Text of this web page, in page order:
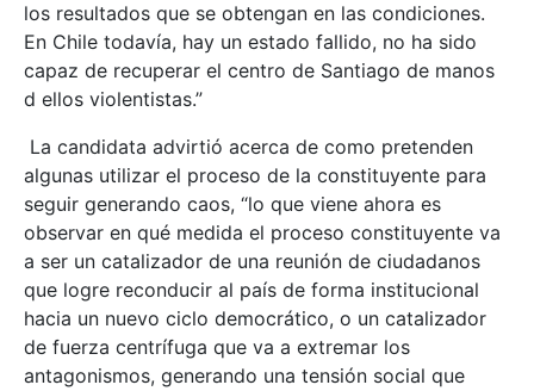
los resultados que se obtengan en las condiciones.
En Chile todavía, hay un estado fallido, no ha sido
capaz de recuperar el centro de Santiago de manos
d ellos violentistas.”
La candidata advirtió acerca de como pretenden
algunas utilizar el proceso de la constituyente para
seguir generando caos, “lo que viene ahora es
observar en qué medida el proceso constituyente va
a ser un catalizador de una reunión de ciudadanos
que logre reconducir al país de forma institucional
hacia un nuevo ciclo democrático, o un catalizador
de fuerza centrífuga que va a extremar los
antagonismos, generando una tensión social que